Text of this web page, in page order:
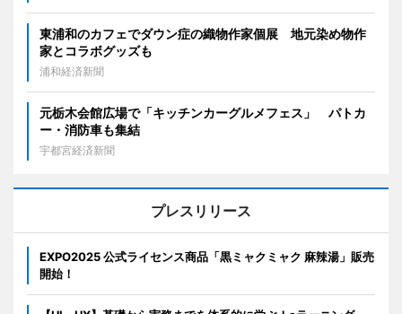
東浦和のカフェでダウン症の織物作家個展 地元染め物作
家とコラボグッズも
浦和経済新聞
元栃木会館広場で「キッチンカーグルメフェス」 パトカ
ー・消防車も集結
宇都宮経済新聞
プレスリリース
EXPO2025 公式ライセンス商品「黒ミャクミャク 麻辣湯」販売
開始！